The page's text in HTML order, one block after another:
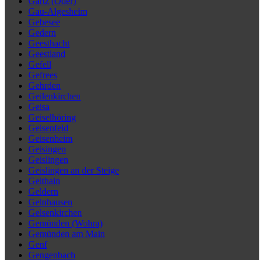
Gau-Algesheim
Gebesee
Gedern
Geesthacht
Geestland
Gefell
Gefrees
Gehrden
Geilenkirchen
Geisa
Geiselhöring
Geisenfeld
Geisenheim
Geisingen
Geislingen
Geislingen an der Steige
Geithain
Geldern
Gelnhausen
Gelsenkirchen
Gemünden (Wohra)
Gemünden am Main
Genf
Gengenbach